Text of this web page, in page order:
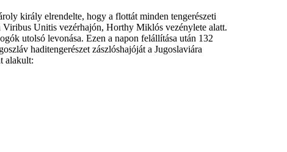
király elrendelte, hogy a flottát minden tengerészeti
Viribus Unitis vezérhajón, Horthy Miklós vezénylete alatt.
utolsó levonása. Ezen a napon felállítása után 132
haditengerészet zászlóshajóját a Jugoslaviára
alakult: